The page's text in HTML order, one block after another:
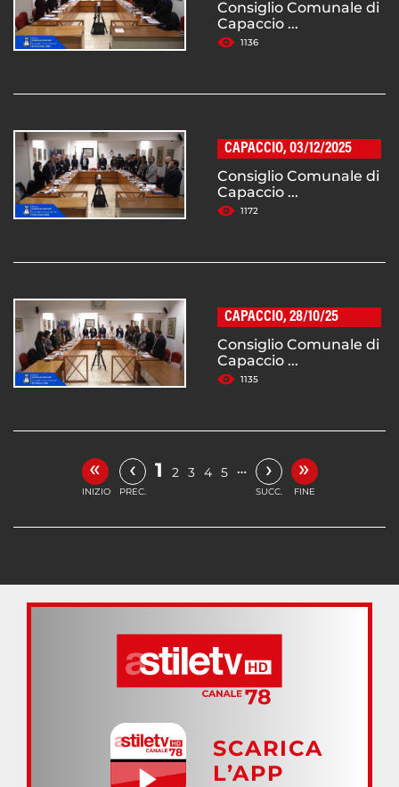
Consiglio Comunale di
Capaccio ...
1136
CAPACCIO, 03/12/2025
Consiglio Comunale di
Capaccio ...
1172
CAPACCIO, 28/10/25
Consiglio Comunale di
Capaccio ...
1135
«
INIZIO
‹
PREC.
1 2 3 4 5 … ›
SUCC.
»
FINE
SCARICA
L’APP